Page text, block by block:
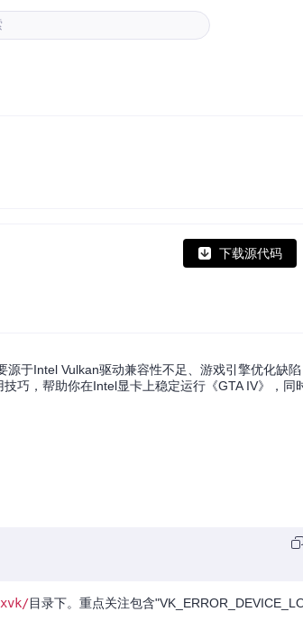
下载源代码
于Intel Vulkan驱动兼容性不足、游戏引擎优化缺陷
巧，帮助你在Intel显卡上稳定运行《GTA IV》，同
目录下。重点关注包含